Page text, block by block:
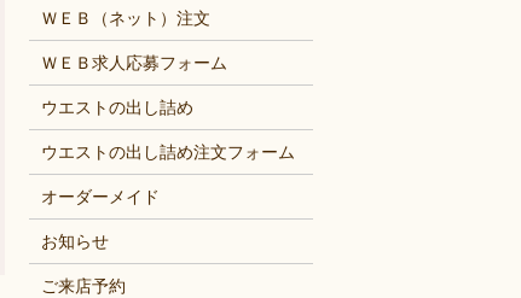
ＷＥＢ（ネット）注文
ＷＥＢ求人応募フォーム
ウエストの出し詰め
ウエストの出し詰め注文フォーム
オーダーメイド
お知らせ
ご来店予約